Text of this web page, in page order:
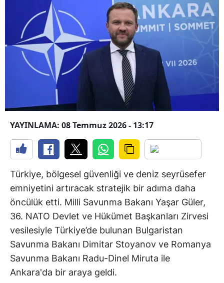
YAYINLAMA: 08 Temmuz 2026 - 13:17
Türkiye, bölgesel güvenliği ve deniz seyrüsefer
emniyetini artıracak stratejik bir adıma daha
öncülük etti. Milli Savunma Bakanı Yaşar Güler,
36. NATO Devlet ve Hükümet Başkanları Zirvesi
vesilesiyle Türkiye’de bulunan Bulgaristan
Savunma Bakanı Dimitar Stoyanov ve Romanya
Savunma Bakanı Radu-Dinel Miruta ile
Ankara'da bir araya geldi.